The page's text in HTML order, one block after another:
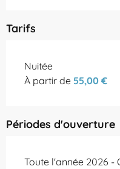
Tarifs
Tarifs 2026
Nuitée
À partir de 55,00 €
Périodes d'ouverture
Toute l'année 2026 -